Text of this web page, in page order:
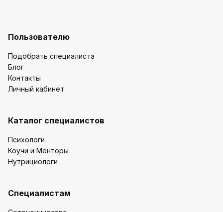
Пользователю
Подобрать специалиста
Блог
Контакты
Личный кабинет
Каталог специалистов
Психологи
Коучи и Менторы
Нутрициологи
Специалистам